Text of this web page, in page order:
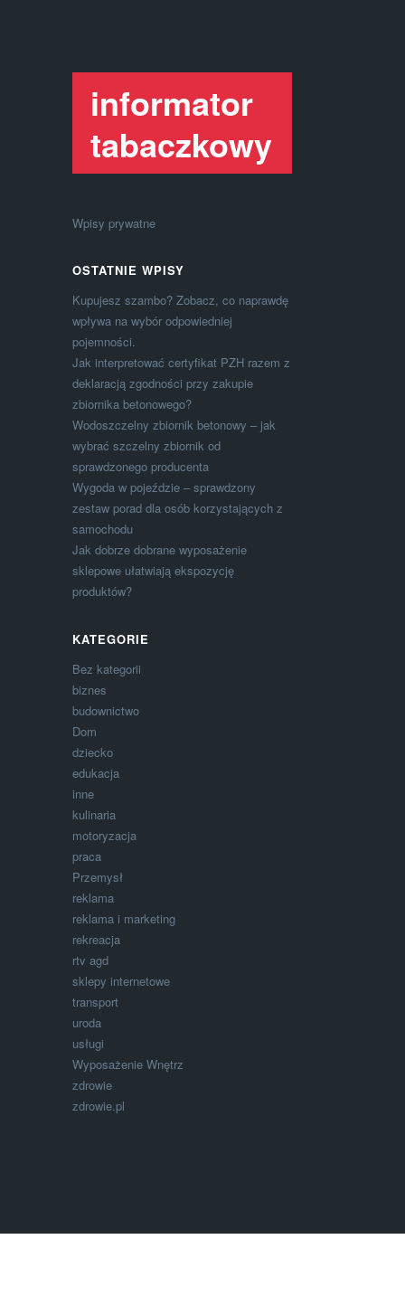
informator
tabaczkowy
Wpisy prywatne
OSTATNIE WPISY
Kupujesz szambo? Zobacz, co naprawdę
wpływa na wybór odpowiedniej
pojemności.
Jak interpretować certyfikat PZH razem z
deklaracją zgodności przy zakupie
zbiornika betonowego?
Wodoszczelny zbiornik betonowy – jak
wybrać szczelny zbiornik od
sprawdzonego producenta
Wygoda w pojeździe – sprawdzony
zestaw porad dla osób korzystających z
samochodu
Jak dobrze dobrane wyposażenie
sklepowe ułatwiają ekspozycję
produktów?
KATEGORIE
Bez kategorii
biznes
budownictwo
Dom
dziecko
edukacja
inne
kulinaria
motoryzacja
praca
Przemysł
reklama
reklama i marketing
rekreacja
rtv agd
sklepy internetowe
transport
uroda
usługi
Wyposażenie Wnętrz
zdrowie
zdrowie.pl